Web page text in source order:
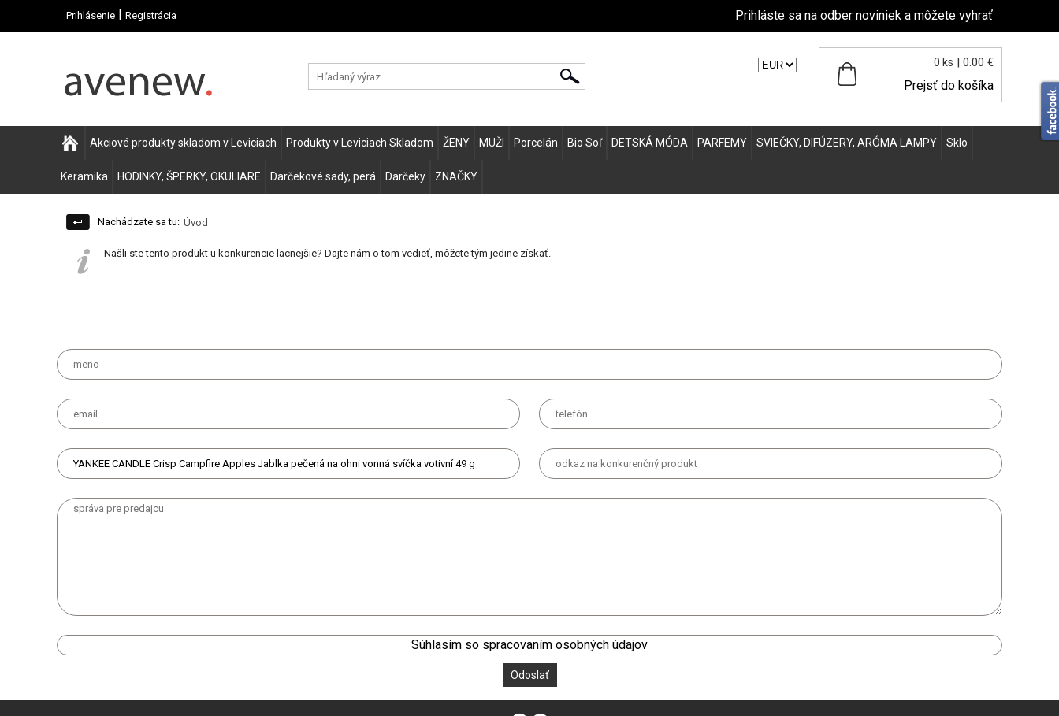
Prihlásenie | Registrácia Prihláste sa na odber noviniek a môžete vyhrať
0 ks | 0.00 €
Prejsť do košíka
Akciové produkty skladom v Leviciach Produkty v Leviciach Skladom ŽENY MUŽI Porcelán Bio Soľ DETSKÁ MÓDA PARFEMY SVIEČKY, DIFÚZERY, ARÓMA LAMPY Sklo
Keramika HODINKY, ŠPERKY, OKULIARE Darčekové sady, perá Darčeky ZNAČKY
Nachádzate sa tu: Úvod
Našli ste tento produkt u konkurencie lacnejšie? Dajte nám o tom vedieť, môžete tým jedine získať.
Súhlasím so spracovaním osobných údajov